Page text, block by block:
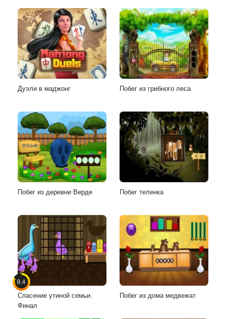
Дуэли в маджонг Побег из грибного леса
Побег из деревни Верде Побег теленка
8.4
Спасение утиной семьи.
Финал
Побег из дома медвежат